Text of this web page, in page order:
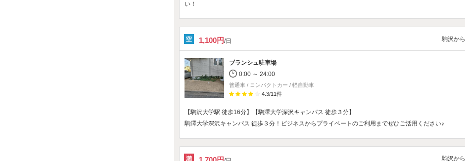
い！
1,100円/日 駒沢から
ブランシュ駐車場
0:00 ～ 24:00
普通車 / コンパクトカー / 軽自動車
4.3/11件
【駒沢大学駅 徒歩16分】【駒澤大学深沢キャンパス 徒歩３分】
駒澤大学深沢キャンパス 徒歩３分！ビジネスからプライベートのご利用までぜひご活用ください♪
駒沢から